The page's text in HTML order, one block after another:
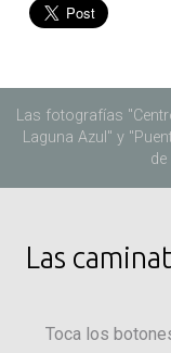
Las fotografías
Laguna Azul" y
Las
Toca los